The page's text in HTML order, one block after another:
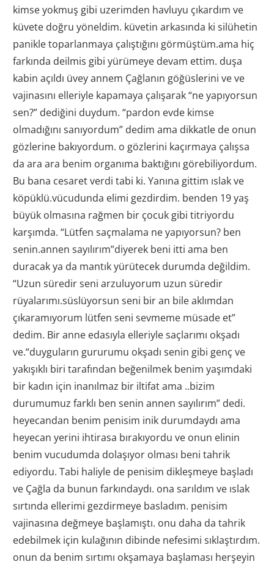
kimse yokmuş gibi uzerimden havluyu çıkardım ve
küvete doğru yöneldim. küvetin arkasında ki silühetin
panikle toparlanmaya çalıştığını görmüştüm.ama hiç
farkında deilmis gibi yürümeye devam ettim. duşa
kabin açıldı üvey annem Çağlanın göğüslerini ve ve
vajinasını elleriyle kapamaya çalışarak “ne yapıyorsun
sen?” dediğini duydum. “pardon evde kimse
olmadığını sanıyordum” dedim ama dikkatle de onun
gözlerine bakıyordum. o gözlerini kaçırmaya çalışsa
da ara ara benim organıma baktığını görebiliyordum.
Bu bana cesaret verdi tabi ki. Yanına gittim ıslak ve
köpüklü.vücudunda elimi gezdirdim. benden 19 yaş
büyük olmasına rağmen bir çocuk gibi titriyordu
karşımda. “Lütfen saçmalama ne yapıyorsun? ben
senin.annen sayılırım”diyerek beni itti ama ben
duracak ya da mantık yürütecek durumda değildim.
“Uzun süredir seni arzuluyorum uzun süredir
rüyalarımı.süslüyorsun seni bir an bile aklımdan
çıkaramıyorum lütfen seni sevmeme müsade et”
dedim. Bir anne edasıyla elleriyle saçlarımı okşadı
ve.“duyguların gururumu okşadı senin gibi genç ve
yakışıklı biri tarafından beğenilmek benim yaşımdaki
bir kadın için inanılmaz bir iltifat ama ..bizim
durumumuz farklı ben senin annen sayılırım” dedi.
heyecandan benim penisim inik durumdaydı ama
heyecan yerini ihtirasa bırakıyordu ve onun elinin
benim vucudumda dolaşıyor olması beni tahrik
ediyordu. Tabi haliyle de penisim dikleşmeye başladı
ve Çağla da bunun farkındaydı. ona sarıldım ve ıslak
sırtında ellerimi gezdirmeye basladım. penisim
vajinasına değmeye başlamıştı. onu daha da tahrik
edebilmek için kulağının dibinde nefesimi sıklaştırdım.
onun da benim sırtımı okşamaya başlaması herşeyin